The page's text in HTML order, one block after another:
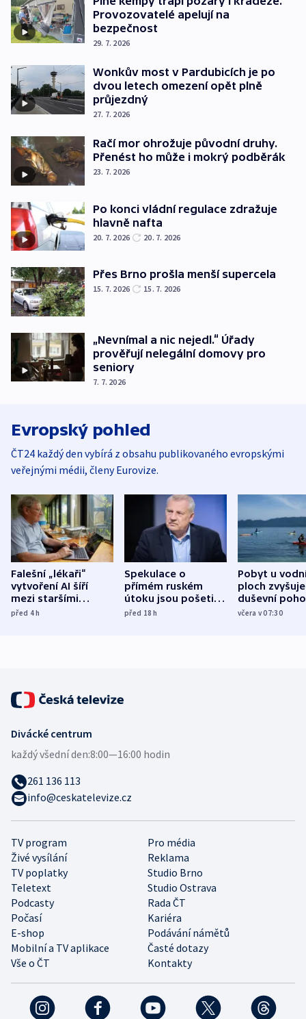
Provozovatelé apelují na
bezpečnost
29. 7. 2026
Wonkův most v Pardubicích je po
dvou letech omezení opět plně
průjezdný
27. 7. 2026
Račí mor ohrožuje původní druhy.
Přenést ho může i mokrý podběrák
23. 7. 2026
Po konci vládní regulace zdražuje
hlavně nafta
20. 7. 2026 20. 7. 2026
Přes Brno prošla menší supercela
15. 7. 2026 15. 7. 2026
„Nevnímal a nic nejedl.“ Úřady
prověřují nelegální domovy pro
seniory
7. 7. 2026
Evropský pohled
ČT24 každý den vybírá z obsahu publikovaného evropskými
veřejnými médii, členy Eurovize.
Falešní „lékaři“
vytvoření AI šíří
mezi staršími
Poláky nebezpečné
před 4h
Spekulace o
přímém ruském
útoku jsou pošetilé,
míní estonský
před 18h
Pobyt u
ploch zvyšuje
duševní
ukázala
včera v 07:30
TV program
Pro média
Živé vysílání
Reklama
TV poplatky
Studio Brno
Teletext
Studio Ostrava
Podcasty
Rada ČT
Počasí
Kariéra
E-shop
Podávání námětů
Mobilní a TV aplikace
Časté dotazy
Vše o ČT
Kontakty
Divácké centrum
každý všední den:8:00—16:00 hodin
261 136 113
info@ceskatelevize.cz